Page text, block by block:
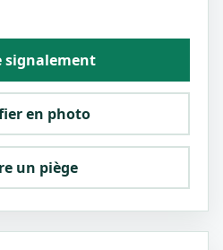
signalement
en photo
un piège